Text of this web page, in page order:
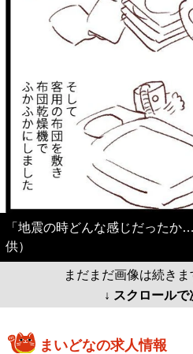
「地震の時どんな感じだった
供）
まだまだ画像は続きま
↓ スクロールで
まいどなの求人情報